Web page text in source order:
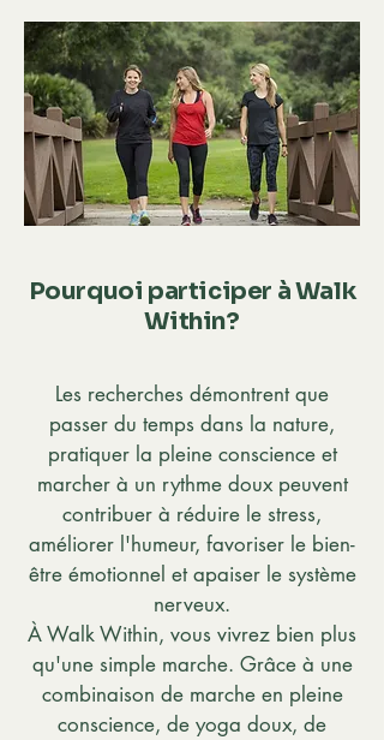
Pourquoi participer à Walk
Within?
Les recherches démontrent que
passer du temps dans la nature,
pratiquer la pleine conscience et
marcher à un rythme doux peuvent
contribuer à réduire le stress,
améliorer l'humeur, favoriser le bien-
être émotionnel et apaiser le système
nerveux.
À Walk Within, vous vivrez bien plus
qu'une simple marche. Grâce à une
combinaison de marche en pleine
conscience, de yoga doux, de